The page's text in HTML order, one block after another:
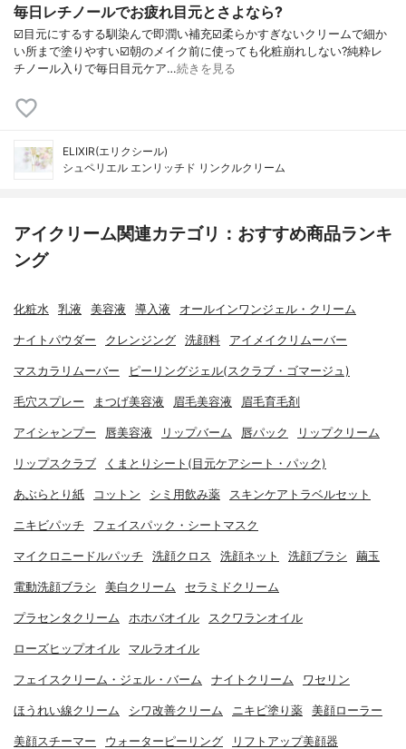
毎日レチノールでお疲れ目元とさよなら?
☑️目元にするする馴染んで即潤い補充☑️柔らかすぎないクリームで細か
い所まで塗りやすい☑️朝のメイク前に使っても化粧崩れしない?純粋レ
チノール入りで毎日目元ケア…続きを見る
ELIXIR(エリクシール)
シュペリエル エンリッチド リンクルクリーム
アイクリーム関連カテゴリ：おすすめ商品ランキ
ング
化粧水 乳液 美容液 導入液 オールインワンジェル・クリーム
ナイトパウダー クレンジング 洗顔料 アイメイクリムーバー
マスカラリムーバー ピーリングジェル(スクラブ・ゴマージュ)
毛穴スプレー まつげ美容液 眉毛美容液 眉毛育毛剤
アイシャンプー 唇美容液 リップバーム 唇パック リップクリーム
リップスクラブ くまとりシート(目元ケアシート・パック)
あぶらとり紙 コットン シミ用飲み薬 スキンケアトラベルセット
ニキビパッチ フェイスパック・シートマスク
マイクロニードルパッチ 洗顔クロス 洗顔ネット 洗顔ブラシ 繭玉
電動洗顔ブラシ 美白クリーム セラミドクリーム
プラセンタクリーム ホホバオイル スクワランオイル
ローズヒップオイル マルラオイル
フェイスクリーム・ジェル・バーム ナイトクリーム ワセリン
ほうれい線クリーム シワ改善クリーム ニキビ塗り薬 美顔ローラー
美顔スチーマー ウォーターピーリング リフトアップ美顔器